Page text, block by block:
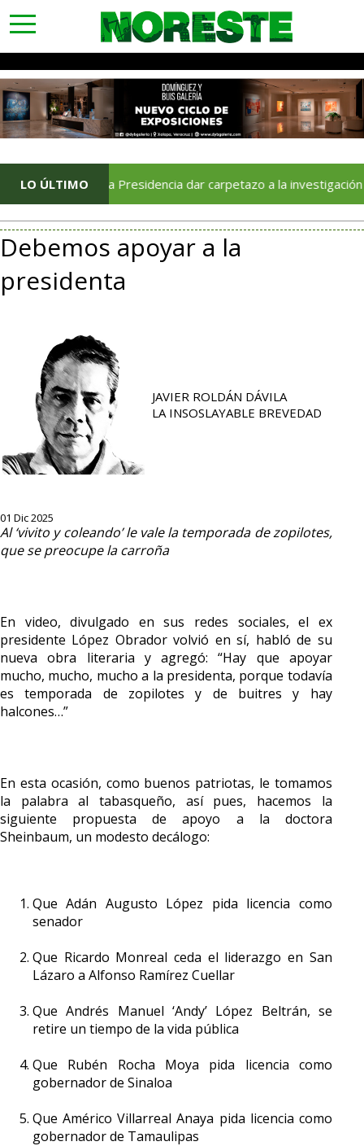
toggle
navigation
LO ÚLTIMO
la Presidencia dar carpetazo a la investigación sobre la
Debemos apoyar a la
presidenta
JAVIER ROLDÁN DÁVILA
LA INSOSLAYABLE BREVEDAD
01 Dic 2025
Al ‘vivito y coleando’ le vale la temporada de zopilotes,
que se preocupe la carroña
En video, divulgado en sus redes sociales, el ex
presidente López Obrador volvió en sí, habló de su
nueva obra literaria y agregó: “Hay que apoyar
mucho, mucho, mucho a la presidenta, porque todavía
es temporada de zopilotes y de buitres y hay
halcones…”
En esta ocasión, como buenos patriotas, le tomamos
la palabra al tabasqueño, así pues, hacemos la
siguiente propuesta de apoyo a la doctora
Sheinbaum, un modesto decálogo:
Que Adán Augusto López pida licencia como
senador
Que Ricardo Monreal ceda el liderazgo en San
Lázaro a Alfonso Ramírez Cuellar
Que Andrés Manuel ‘Andy’ López Beltrán, se
retire un tiempo de la vida pública
Que Rubén Rocha Moya pida licencia como
gobernador de Sinaloa
Que Américo Villarreal Anaya pida licencia como
gobernador de Tamaulipas